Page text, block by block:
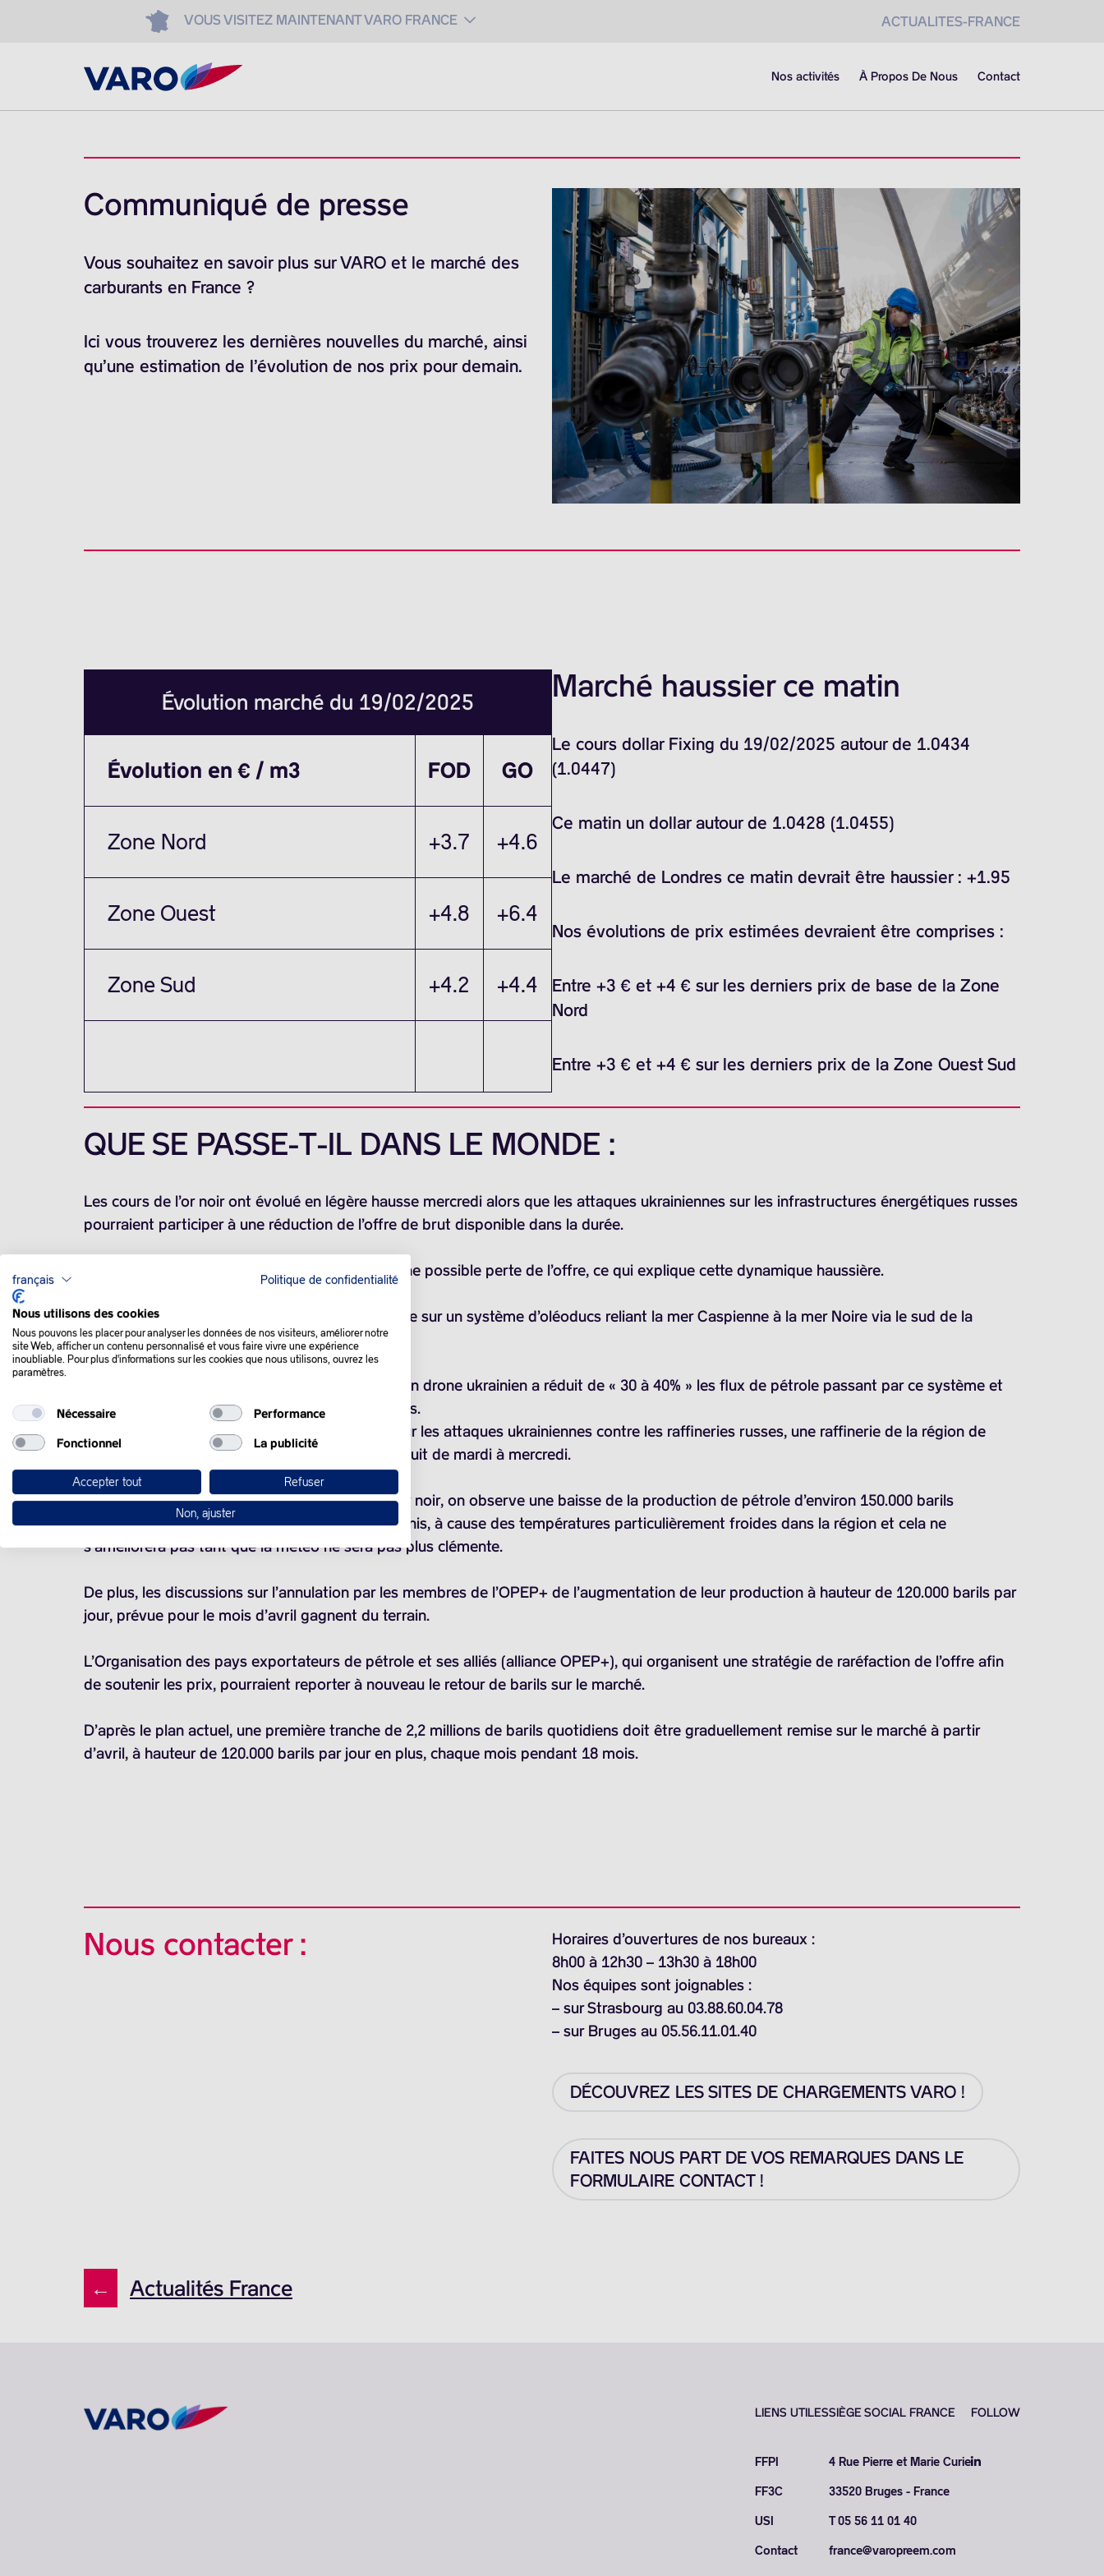
VOUS VISITEZ MAINTENANT VARO FRANCE ACTUALITES-FRANCE
Nos activités À Propos De Nous Contact
Communiqué de presse
Vous souhaitez en savoir plus sur VARO et le marché des
carburants en France ?
Ici vous trouverez les dernières nouvelles du marché, ainsi
qu’une estimation de l’évolution de nos prix pour demain.
Évolution marché du 19/02/2025
Évolution en € / m3 FOD GO
Zone Nord +3.7 +4.6
Zone Ouest +4.8 +6.4
Zone Sud +4.2 +4.4
Marché haussier ce matin
Le cours dollar Fixing du 19/02/2025 autour de 1.0434
(1.0447)
Ce matin un dollar autour de 1.0428 (1.0455)
Le marché de Londres ce matin devrait être haussier : +1.95
Nos évolutions de prix estimées devraient être comprises :
Entre +3 € et +4 € sur les derniers prix de base de la Zone
Nord
Entre +3 € et +4 € sur les derniers prix de la Zone Ouest Sud
QUE SE PASSE-T-IL DANS LE MONDE :
Les cours de l’or noir ont évolué en légère hausse mercredi alors que les attaques ukrainiennes sur les infrastructures énergétiques russes
pourraient participer à une réduction de l’offre de brut disponible dans la durée.
Il y a plusieurs éléments qui laissent entrevoir une possible perte de l’offre, ce qui explique cette dynamique haussière.
D’importants dégâts ont été causés par l’Ukraine sur un système d’oléoducs reliant la mer Caspienne à la mer Noire via le sud de la
Russie.
L’attaque d’une station de pompage russe par un drone ukrainien a réduit de « 30 à 40% » les flux de pétrole passant par ce système et
les réparations pourraient prendre plusieurs mois.
L’attention du marché s’est également portée sur les attaques ukrainiennes contre les raffineries russes, une raffinerie de la région de
Samara ayant notamment été touchée dans la nuit de mardi à mercredi.
Parmi les autres facteurs tirants les cours de l’or noir, on observe une baisse de la production de pétrole d’environ 150.000 barils
quotidiens dans le Dakota du Nord, aux Etats-Unis, à cause des températures particulièrement froides dans la région et cela ne
s’améliorera pas tant que la météo ne sera pas plus clémente.
De plus, les discussions sur l’annulation par les membres de l’OPEP+ de l’augmentation de leur production à hauteur de 120.000 barils par
jour, prévue pour le mois d’avril gagnent du terrain.
L’Organisation des pays exportateurs de pétrole et ses alliés (alliance OPEP+), qui organisent une stratégie de raréfaction de l’offre afin
de soutenir les prix, pourraient reporter à nouveau le retour de barils sur le marché.
D’après le plan actuel, une première tranche de 2,2 millions de barils quotidiens doit être graduellement remise sur le marché à partir
d’avril, à hauteur de 120.000 barils par jour en plus, chaque mois pendant 18 mois.
Nous contacter :
Horaires d’ouvertures de nos bureaux :
8h00 à 12h30 – 13h30 à 18h00
Nos équipes sont joignables :
– sur Strasbourg au 03.88.60.04.78
– sur Bruges au 05.56.11.01.40
DÉCOUVREZ LES SITES DE CHARGEMENTS VARO !
FAITES NOUS PART DE VOS REMARQUES DANS LE
FORMULAIRE CONTACT !
← Actualités France
LIENS UTILES
FFPI
FF3C
USI
Contact
SIÈGE SOCIAL FRANCE
4 Rue Pierre et Marie Curie
33520 Bruges - France
T 05 56 11 01 40
france@varopreem.com
FOLLOW
français Politique de confidentialité
Nous utilisons des cookies
Nous pouvons les placer pour analyser les données de nos visiteurs, améliorer notre
site Web, afficher un contenu personnalisé et vous faire vivre une expérience
inoubliable. Pour plus d'informations sur les cookies que nous utilisons, ouvrez les
paramètres.
Nécessaire Performance
Fonctionnel La publicité
Accepter tout Refuser
Non, ajuster